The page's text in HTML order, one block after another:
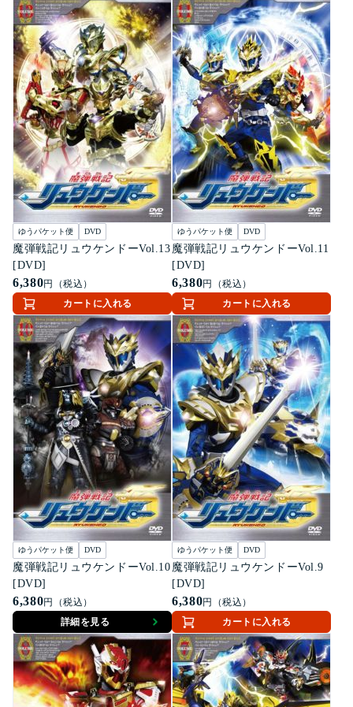
ゆうパケット便 DVD
魔弾戦記リュウケンドーVol.13
[DVD]
6,380円（税込）
カートに入れる
ゆうパケット便 DVD
魔弾戦記リュウケンドーVol.11
[DVD]
6,380円（税込）
カートに入れる
ゆうパケット便 DVD
魔弾戦記リュウケンドーVol.10
[DVD]
6,380円（税込）
詳細を見る
ゆうパケット便 DVD
魔弾戦記リュウケンドーVol.9
[DVD]
6,380円（税込）
カートに入れる